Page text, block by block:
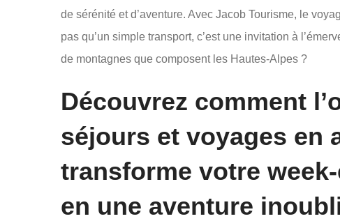
de sérénité et d’aventure. Avec Jacob Tourisme, le
pas qu’un simple transport, c’est une invitation à
de montagnes que composent les Hautes-Alpes ?
Découvrez comment
séjours et voyages en
transforme votre
en une aventure